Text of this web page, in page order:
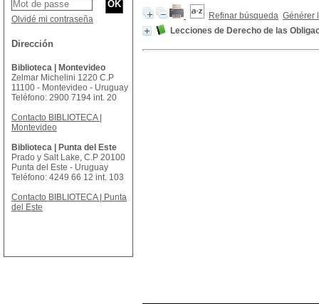
Refinar búsqueda Générer
Lecciones de Derecho de las
Olvidé mi contraseña
Dirección
Biblioteca | Montevideo
Zelmar Michelini 1220 C.P
11100 - Montevideo - Uruguay
Teléfono: 2900 7194 int. 20
Contacto BIBLIOTECA |
Montevideo
Biblioteca | Punta del Este
Prado y Salt Lake, C.P 20100
Punta del Este - Uruguay
Teléfono: 4249 66 12 int. 103
Contacto BIBLIOTECA | Punta
del Este